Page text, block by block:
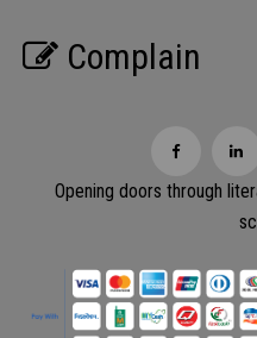
Complain
Opening doors through